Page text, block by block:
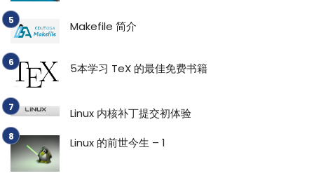
Makefile 简介
5本学习 TeX 的最佳免费书籍
Linux 内核补丁提交初体验
Linux 的前世今生 – 1